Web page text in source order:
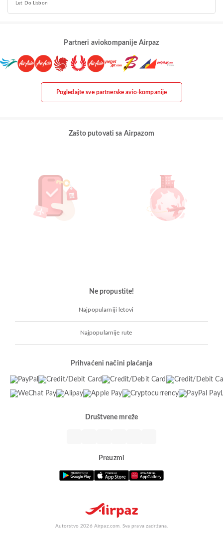
Let Do Lisbon
Partneri aviokompanije Airpaz
Pogledajte sve partnerske avio-kompanije
Zašto putovati sa Airpazom
Ne propustite!
Najpopularniji letovi
Najpopularnije rute
Prihvaćeni načini plaćanja
Društvene mreže
Preuzmi
Autorstvo 2026 Airpaz.com. Sva prava zadržana.